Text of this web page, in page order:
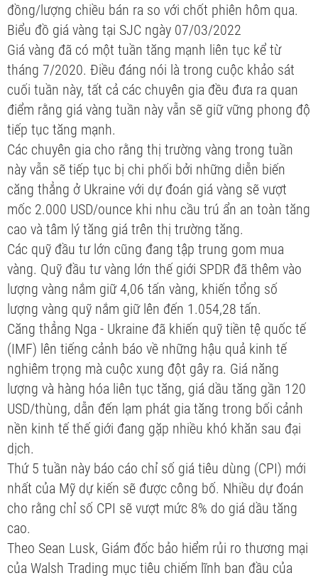
đồng/lượng chiều bán ra so với chốt phiên hôm qua.
Biểu đồ giá vàng tại SJC ngày 07/03/2022
Giá vàng đã có một tuần tăng mạnh liên tục kể từ
tháng 7/2020. Điều đáng nói là trong cuộc khảo sát
cuối tuần này, tất cả các chuyên gia đều đưa ra quan
điểm rằng giá vàng tuần này vẫn sẽ giữ vững phong độ
tiếp tục tăng mạnh.
Các chuyên gia cho rằng thị trường vàng trong tuần
này vẫn sẽ tiếp tục bị chi phối bởi những diễn biến
căng thẳng ở Ukraine với dự đoán giá vàng sẽ vượt
mốc 2.000 USD/ounce khi nhu cầu trú ẩn an toàn tăng
cao và tâm lý tăng giá trên thị trường tăng.
Các quỹ đầu tư lớn cũng đang tập trung gom mua
vàng. Quỹ đầu tư vàng lớn thế giới SPDR đã thêm vào
lượng vàng nắm giữ 4,06 tấn vàng, khiến tổng số
lượng vàng quỹ nắm giữ lên đến 1.054,28 tấn.
Căng thẳng Nga - Ukraine đã khiến quỹ tiền tệ quốc tế
(IMF) lên tiếng cảnh báo về những hậu quả kinh tế
nghiêm trọng mà cuộc xung đột gây ra. Giá năng
lượng và hàng hóa liên tục tăng, giá dầu tăng gần 120
USD/thùng, dẫn đến lạm phát gia tăng trong bối cảnh
nền kinh tế thế giới đang gặp nhiều khó khăn sau đại
dịch.
Thứ 5 tuần này báo cáo chỉ số giá tiêu dùng (CPI) mới
nhất của Mỹ dự kiến sẽ được công bố. Nhiều dự đoán
cho rằng chỉ số CPI sẽ vượt mức 8% do giá dầu tăng
cao.
Theo Sean Lusk, Giám đốc bảo hiểm rủi ro thương mại
của Walsh Trading mục tiêu chiếm lĩnh ban đầu của